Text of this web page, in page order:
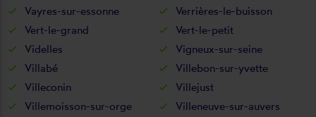
Vayres-sur-essonne
Verrières-le-buisson
Vert-le-grand
Vert-le-petit
Videlles
Vigneux-sur-seine
Villabé
Villebon-sur-yvette
Villeconin
Villejust
Villemoisson-sur-orge
Villeneuve-sur-auvers